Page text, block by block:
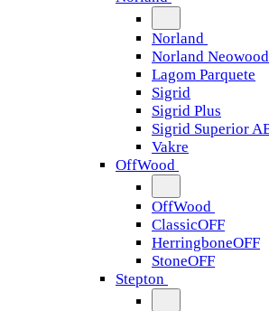
Norland
Norland Neowood
Lagom Parquete
Sigrid
Sigrid Plus
Sigrid Superior
Vakre
OffWood
OffWood
ClassicOFF
HerringboneOFF
StoneOFF
Stepton